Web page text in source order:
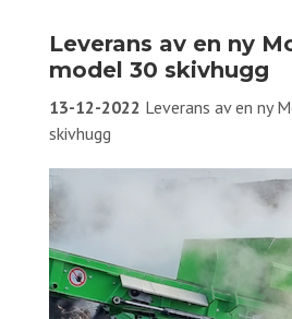
Leverans av en ny
model 30 skivhugg
13-12-2022 Leverans av en ny
skivhugg